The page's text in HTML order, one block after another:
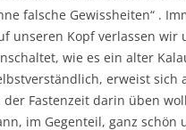
falsche Gewissheiten“ .
unseren Kopf ­ver­lassen wir
wie es ein alter
erweist sich
der Fastenzeit darin üben
im Gegenteil, ganz